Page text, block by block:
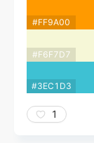
#FF9A00
#F6F7D7
#3EC1D3
1